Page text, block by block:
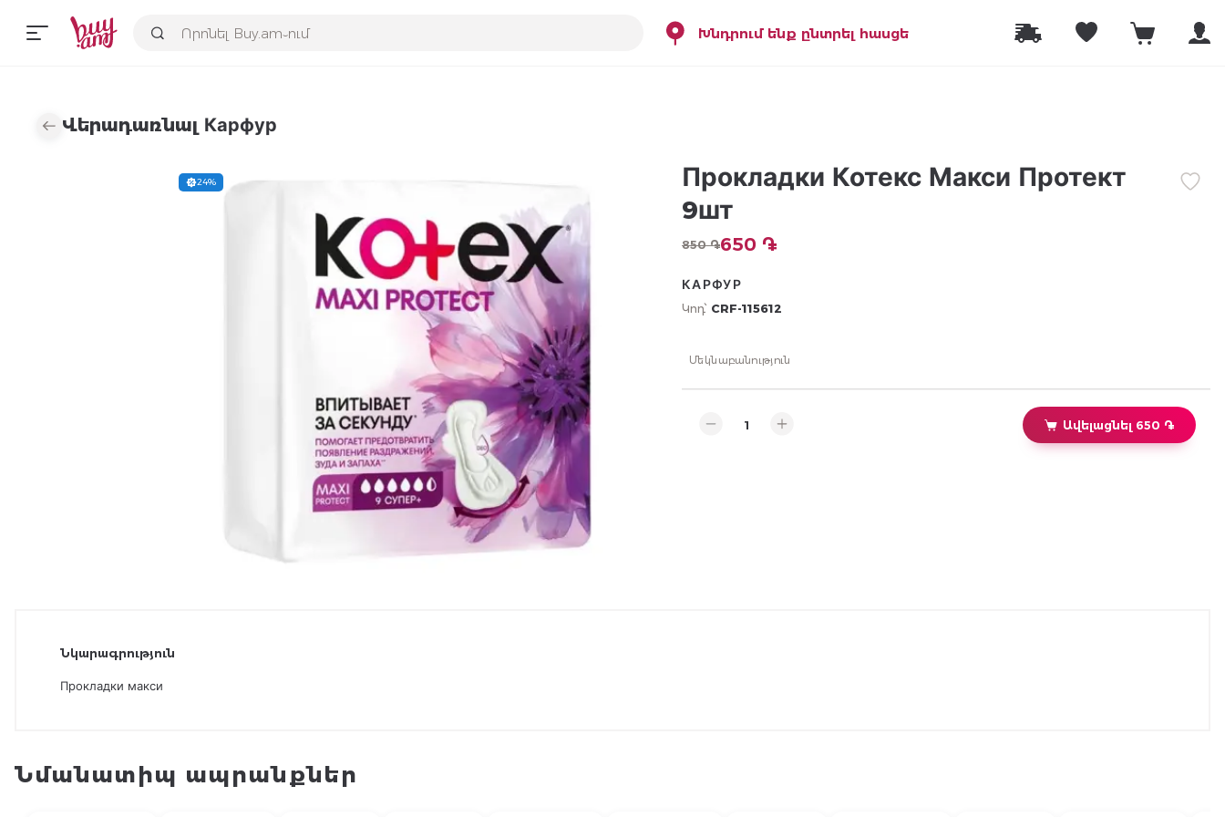
Խնդրում ենք ընտրել հասցե
Վերադառնալ Карфур
24%
Прокладки Котекс Макси Протект
9шт
850 ֏650 ֏
КАРФУР
Կոդ՝ CRF-115612
Մեկնաբանություն
Ավելացնել 650 ֏
Նկարագրություն
Прокладки макси
Նմանատիպ ապրանքներ